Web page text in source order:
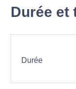
Durée et
Durée